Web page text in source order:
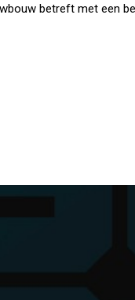
betreft met een